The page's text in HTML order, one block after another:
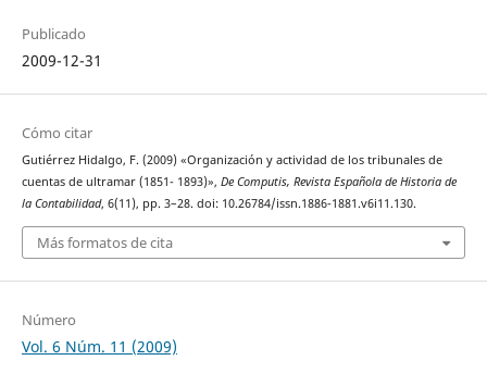
Publicado
2009-12-31
Cómo citar
Gutiérrez Hidalgo, F. (2009) «Organización y actividad de los tribunales de
cuentas de ultramar (1851- 1893)», De Computis, Revista Española de Historia de
la Contabilidad, 6(11), pp. 3–28. doi: 10.26784/issn.1886-1881.v6i11.130.
Más formatos de cita
Número
Vol. 6 Núm. 11 (2009)